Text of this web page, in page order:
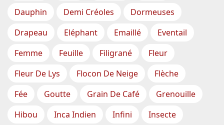
Dauphin
Demi Créoles
Dormeuses
Drapeau
Eléphant Emaillé
Eventail
Femme
Feuille Filigrané
Fleur
Fleur De Lys
Flocon De Neige
Flèche
Fée
Goutte Grain De Café
Grenouille
Hibou
Inca Indien Infini
Insecte